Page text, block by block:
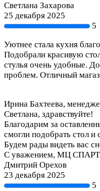
Светлана Захарова
25 декабря 2025
5
Уютнее стала кухня
Подобрали красивую
стулья очень удобные.
проблем. Отличный
Ирина Бахтеева,
Светлана, здравствуйте!
Благодарим за
смогли подобрать стол и
Будем рады видеть вас
С уважением, МЦ
Дмитрий Орехов
23 декабря 2025
5